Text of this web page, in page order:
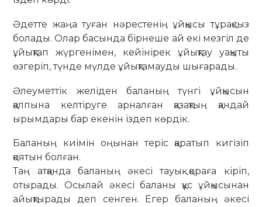
Әдетте жаңа туған нәрестенің ұйқысы тұрақсыз
болады. Олар басында бірнеше ай екі мезгіл де
ұйықтап жүргенімен, кейінірек ұйықтау уақыты
өзгеріп, түнде мүлде ұйықтамауды шығарады.
Әлеуметтік желіден баланың түнгі ұйқысын
қалпына келтіруге арналған қазақтың қандай
ырымдары бар екенін іздеп көрдік.
Баланың киімін оңынан теріс қаратып кигізіп
қоятын болған.
Таң атқанда баланың әкесі тауық қораға кіріп,
отырады. Осылай әкесі баланы құс ұйқысынан
айықтырады деп сенген. Егер баланың әкесі